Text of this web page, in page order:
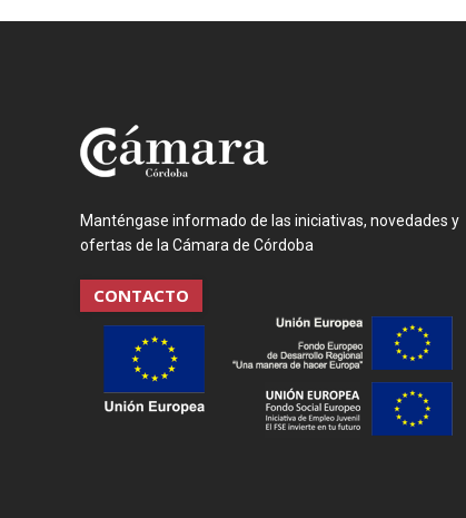
Manténgase informado de las iniciativas, novedades y
ofertas de la Cámara de Córdoba
CONTACTO